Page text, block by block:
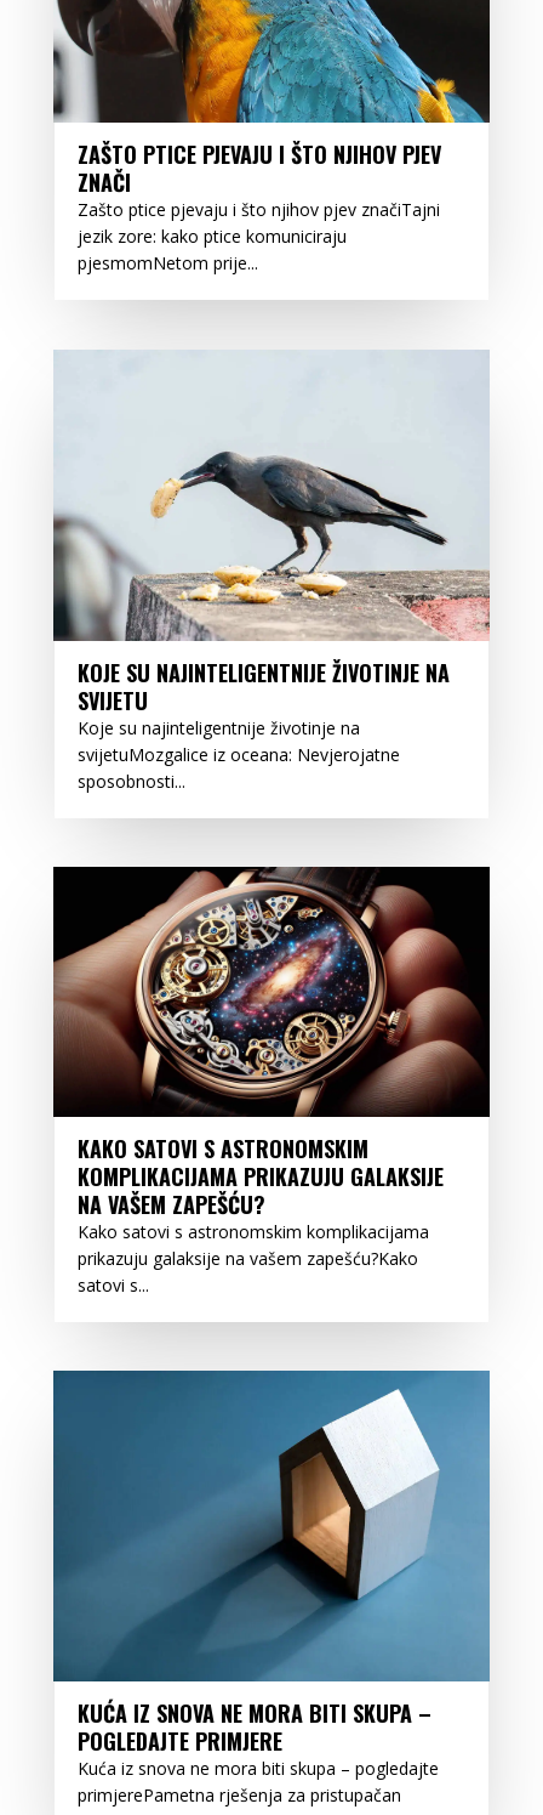
ZAŠTO PTICE PJEVAJU I ŠTO NJIHOV PJEV
ZNAČI
Zašto ptice pjevaju i što njihov pjev značiTajni
jezik zore: kako ptice komuniciraju
pjesmomNetom prije...
KOJE SU NAJINTELIGENTNIJE ŽIVOTINJE NA
SVIJETU
Koje su najinteligentnije životinje na
svijetuMozgalice iz oceana: Nevjerojatne
sposobnosti...
KAKO SATOVI S ASTRONOMSKIM
KOMPLIKACIJAMA PRIKAZUJU GALAKSIJE
NA VAŠEM ZAPEŠĆU?
Kako satovi s astronomskim komplikacijama
prikazuju galaksije na vašem zapešću?Kako
satovi s...
KUĆA IZ SNOVA NE MORA BITI SKUPA –
POGLEDAJTE PRIMJERE
Kuća iz snova ne mora biti skupa – pogledajte
primjerePametna rješenja za pristupačan